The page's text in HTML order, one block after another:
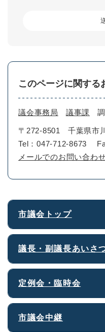
このページに関する
議会事務局 議事課
〒272-8501
千葉県市
Tel：047-712-8673
メールでのお問い合わ
市議会トップ
議長・副議長あいさ
定例会・臨時会
市議会中継